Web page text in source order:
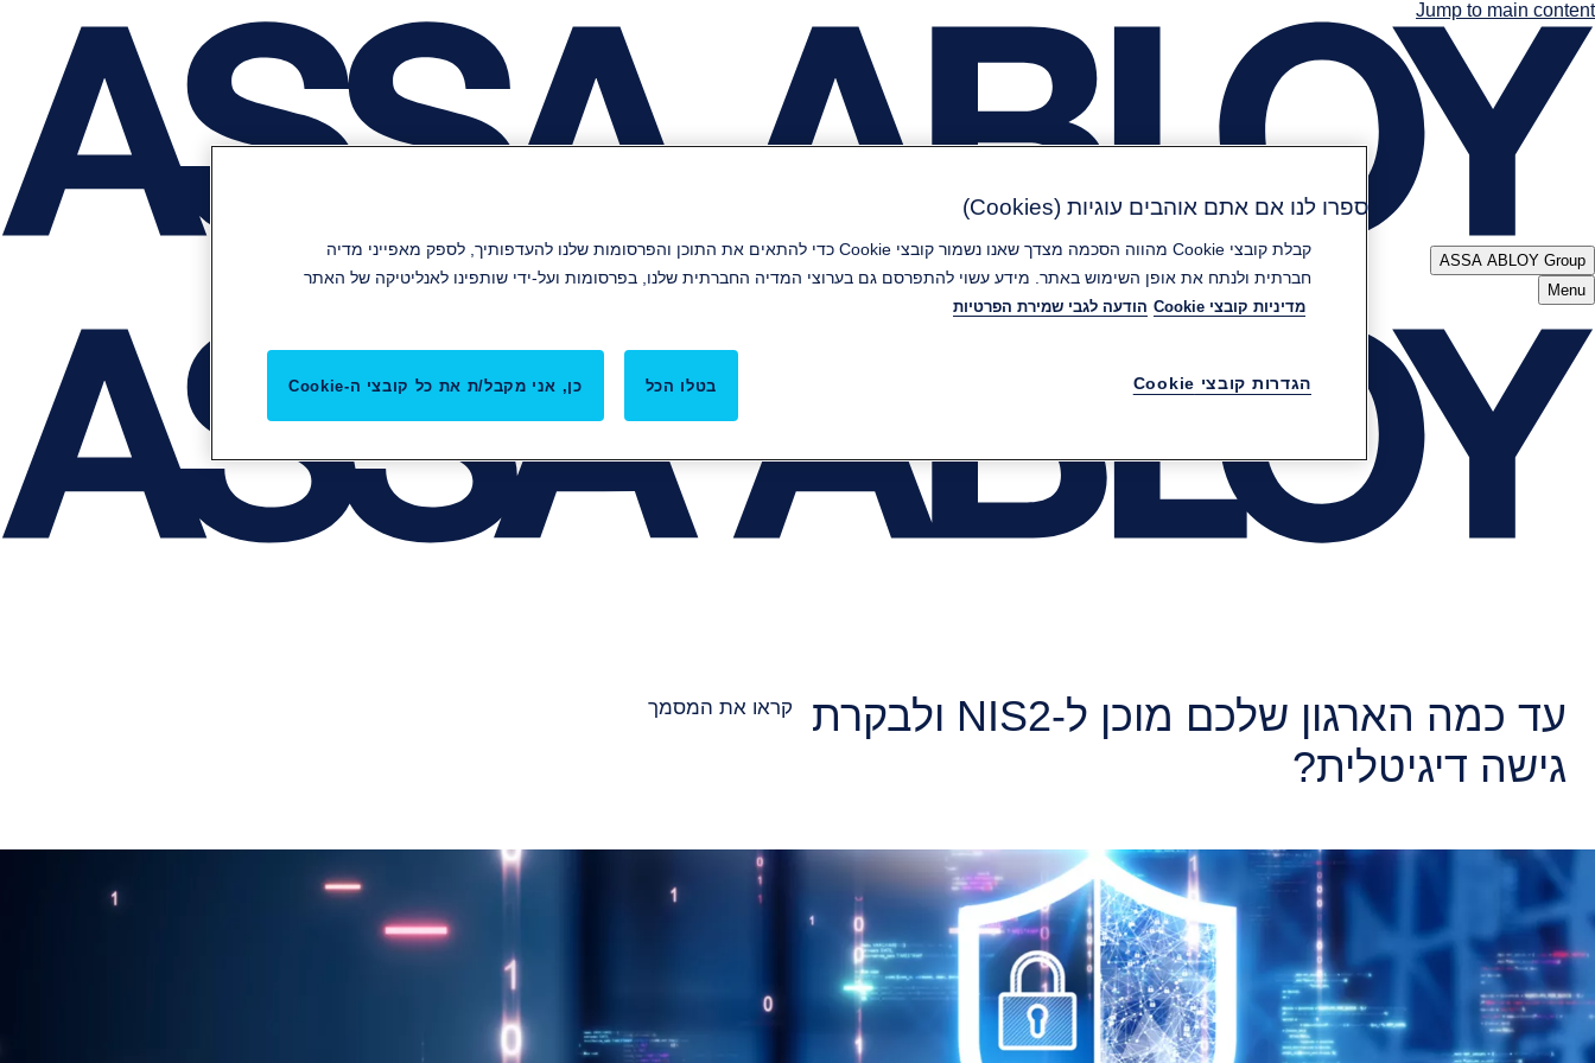
Jump to main content
ASSA ABLOY Group
Menu
עד כמה הארגון שלכם מוכן ל‑NIS2 ולבקרת
גישה דיגיטלית?
קראו את המסמך
ספרו לנו אם אתם אוהבים עוגיות (Cookies)
קבלת קובצי Cookie מהווה הסכמה מצדך שאנו נשמור קובצי Cookie כדי להתאים את התוכן והפרסומות שלנו להעדפותיך, לספק מאפייני מדיה
חברתית ולנתח את אופן השימוש באתר. מידע עשוי להתפרסם גם בערוצי המדיה החברתית שלנו, בפרסומות ועל-ידי שותפינו לאנליטיקה של האתר
מדיניות קובצי Cookie הודעה לגבי שמירת הפרטיות
בטלו הכל כן, אני מקבל/ת את כל קובצי ה-Cookie הגדרות קובצי Cookie